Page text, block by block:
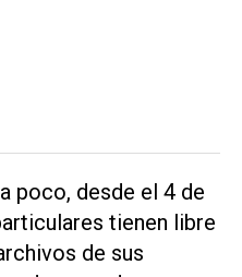
poco, desde el 4 de
tienen libre
de sus